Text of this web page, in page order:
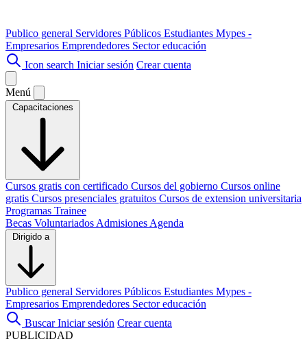
Publico general Servidores Públicos Estudiantes Mypes -
Empresarios Emprendedores Sector educación
Icon search Iniciar sesión Crear cuenta
Menú
Capacitaciones
Cursos gratis con certificado Cursos del gobierno Cursos online
gratis Cursos presenciales gratuitos Cursos de extension universitaria
Programas Trainee
Becas Voluntariados Admisiones Agenda
Dirigido a
Publico general Servidores Públicos Estudiantes Mypes -
Empresarios Emprendedores Sector educación
Buscar Iniciar sesión Crear cuenta
PUBLICIDAD